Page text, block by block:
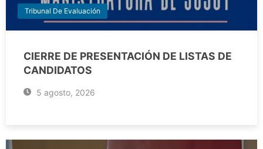
Tribunal De Evaluación
CIERRE DE PRESENTACIÓN DE LISTAS DE
CANDIDATOS
5 agosto, 2026